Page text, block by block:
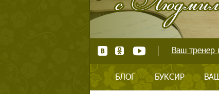
Ваш тренер
БЛОГ БУКСИР